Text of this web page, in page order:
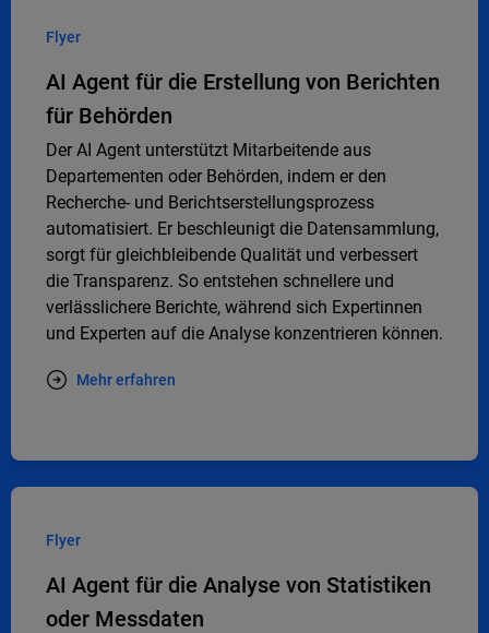
Flyer
AI Agent für die Erstellung von Berichten
für Behörden
Der AI Agent unterstützt Mitarbeitende aus
Departementen oder Behörden, indem er den
Recherche- und Berichtserstellungsprozess
automatisiert. Er beschleunigt die Datensammlung,
sorgt für gleichbleibende Qualität und verbessert
die Transparenz. So entstehen schnellere und
verlässlichere Berichte, während sich Expertinnen
und Experten auf die Analyse konzentrieren können.
Mehr erfahren
Flyer
AI Agent für die Analyse von Statistiken
oder Messdaten